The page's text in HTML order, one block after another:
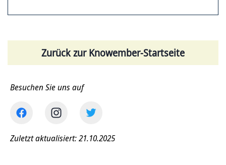
Zurück zur Knowember-Startseite
Besuchen Sie uns auf
Zuletzt aktualisiert: 21.10.2025